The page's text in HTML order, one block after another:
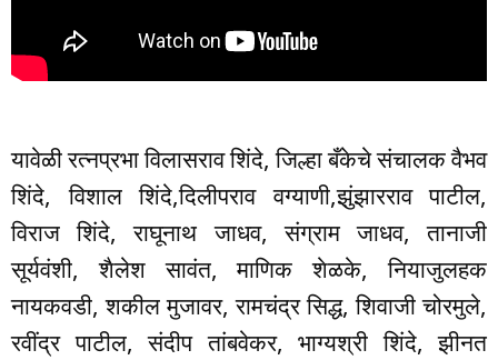
यावेळी रत्नप्रभा विलासराव शिंदे, जिल्हा बँकेचे संचालक वैभव
शिंदे, विशाल शिंदे,दिलीपराव वग्याणी,झुंझारराव पाटील,
विराज शिंदे, राघूनाथ जाधव, संग्राम जाधव, तानाजी
सूर्यवंशी, शैलेश सावंत, माणिक शेळके, नियाजुलहक
नायकवडी, शकील मुजावर, रामचंद्र सिद्ध, शिवाजी चोरमुले,
रवींद्र पाटील, संदीप तांबवेकर, भाग्यश्री शिंदे, झीनत